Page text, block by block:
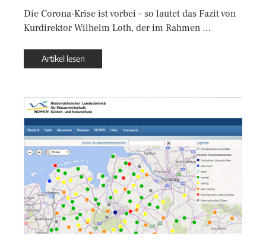
‌Die Corona-Krise ist vorbei – so lautet das Fazit von
Kurdirektor Wilhelm Loth, der im Rahmen …
Artikel lesen